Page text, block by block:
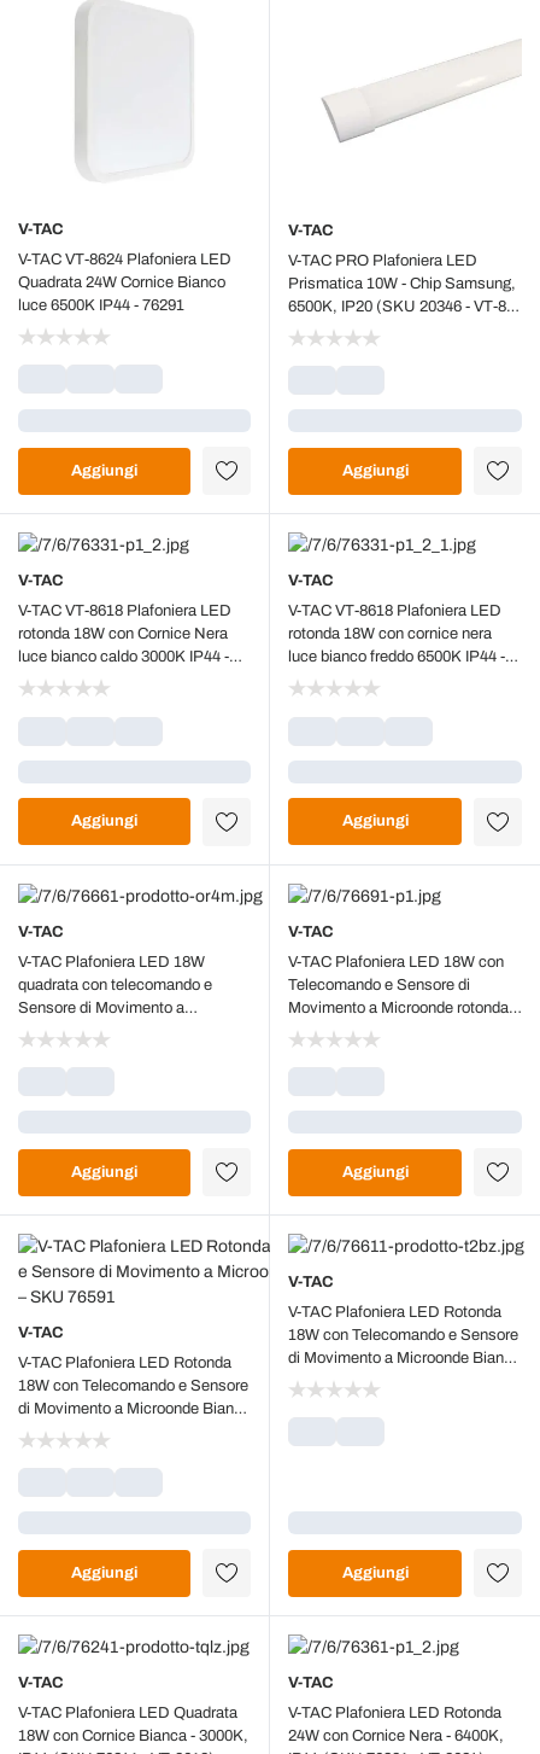
V-TAC
V-TAC VT-8624 Plafoniera LED
Quadrata 24W Cornice Bianco
luce 6500K IP44 - 76291
Aggiungi
V-TAC
V-TAC PRO Plafoniera LED
Prismatica 10W - Chip Samsung,
6500K, IP20 (SKU 20346 - VT-8-
10)
Aggiungi
V-TAC
V-TAC VT-8618 Plafoniera LED
rotonda 18W con Cornice Nera
luce bianco caldo 3000K IP44 -
76331
Aggiungi
V-TAC
V-TAC VT-8618 Plafoniera LED
rotonda 18W con cornice nera
luce bianco freddo 6500K IP44 -
76351
Aggiungi
V-TAC
V-TAC Plafoniera LED 18W
quadrata con telecomando e
Sensore di Movimento a
Microonde corpo Bianco luce
Aggiungi
V-TAC
V-TAC Plafoniera LED 18W con
Telecomando e Sensore di
Movimento a Microonde rotonda
Colore Nero 4000K IP44 - 76691
Aggiungi
V-TAC
V-TAC Plafoniera LED Rotonda
18W con Telecomando e Sensore
di Movimento a Microonde Bianco
3000K IP44 – SKU 76591
Aggiungi
V-TAC
V-TAC Plafoniera LED Rotonda
18W con Telecomando e Sensore
di Movimento a Microonde Bianco
6500K IP44 – SKU 76611
Aggiungi
V-TAC
V-TAC Plafoniera LED Quadrata
18W con Cornice Bianca - 3000K,
V-TAC
V-TAC Plafoniera LED Rotonda
24W con Cornice Nera - 6400K,